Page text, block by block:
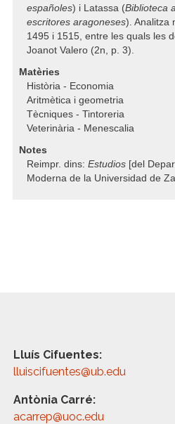
españoles) i Latassa (Biblioteca
escritores aragoneses). Analitza
1495 i 1515, entre les quals les
Joanot Valero (2n, p. 3).
Matèries
Història - Economia
Aritmètica i geometria
Tècniques - Tintoreria
Veterinària - Menescalia
Notes
Reimpr. dins: Estudios [del
Moderna de la Universidad de
Lluís Cifuentes:
lluiscifuentes@ub.edu
Antònia Carré:
acarrep@uoc.edu